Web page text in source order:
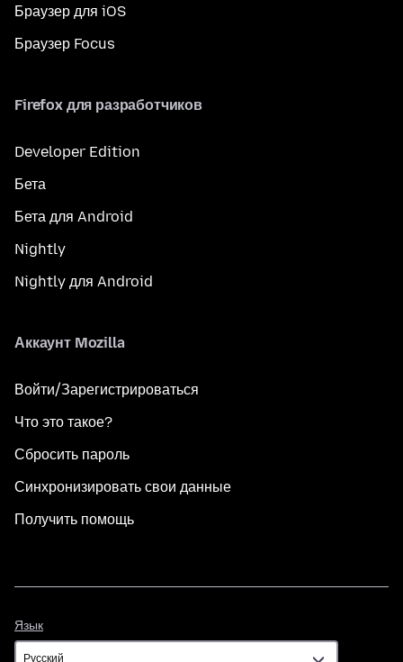
Браузер для iOS
Браузер Focus
Firefox для разработчиков
Developer Edition
Бета
Бета для Android
Nightly
Nightly для Android
Аккаунт Mozilla
Войти/Зарегистрироваться
Что это такое?
Сбросить пароль
Синхронизировать свои данные
Получить помощь
Язык